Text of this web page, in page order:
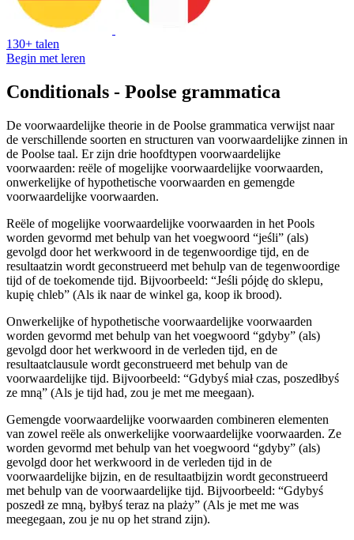
130+ talen
Begin met leren
Conditionals - Poolse grammatica
De voorwaardelijke theorie in de Poolse grammatica verwijst naar
de verschillende soorten en structuren van voorwaardelijke zinnen in
de Poolse taal. Er zijn drie hoofdtypen voorwaardelijke
voorwaarden: reële of mogelijke voorwaardelijke voorwaarden,
onwerkelijke of hypothetische voorwaarden en gemengde
voorwaardelijke voorwaarden.
Reële of mogelijke voorwaardelijke voorwaarden in het Pools
worden gevormd met behulp van het voegwoord “jeśli” (als)
gevolgd door het werkwoord in de tegenwoordige tijd, en de
resultaatzin wordt geconstrueerd met behulp van de tegenwoordige
tijd of de toekomende tijd. Bijvoorbeeld: “Jeśli pójdę do sklepu,
kupię chleb” (Als ik naar de winkel ga, koop ik brood).
Onwerkelijke of hypothetische voorwaardelijke voorwaarden
worden gevormd met behulp van het voegwoord “gdyby” (als)
gevolgd door het werkwoord in de verleden tijd, en de
resultaatclausule wordt geconstrueerd met behulp van de
voorwaardelijke tijd. Bijvoorbeeld: “Gdybyś miał czas, poszedłbyś
ze mną” (Als je tijd had, zou je met me meegaan).
Gemengde voorwaardelijke voorwaarden combineren elementen
van zowel reële als onwerkelijke voorwaardelijke voorwaarden. Ze
worden gevormd met behulp van het voegwoord “gdyby” (als)
gevolgd door het werkwoord in de verleden tijd in de
voorwaardelijke bijzin, en de resultaatbijzin wordt geconstrueerd
met behulp van de voorwaardelijke tijd. Bijvoorbeeld: “Gdybyś
poszedł ze mną, byłbyś teraz na plaży” (Als je met me was
meegegaan, zou je nu op het strand zijn).